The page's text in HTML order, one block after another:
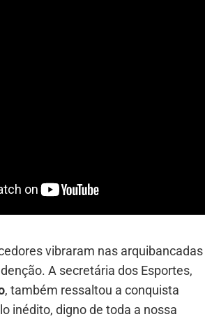
vibraram nas arquibancadas
A secretária dos Esportes,
, também ressaltou a conquista
inédito, digno de toda a nossa